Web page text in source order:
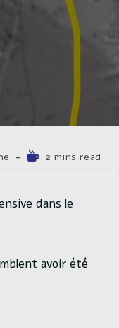
Temps2 mins read
dans le
avoir été